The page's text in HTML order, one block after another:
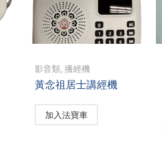
影音類, 播經機
黃念祖居士講經機
加入法寶車